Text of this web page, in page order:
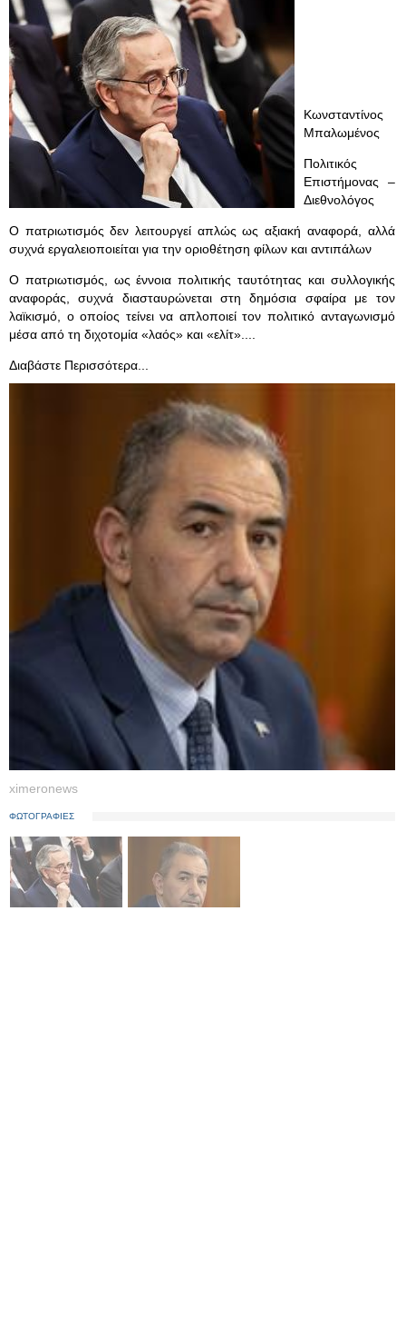
Κωνσταντίνος
Μπαλωμένος
Πολιτικός
Επιστήμονας –
Διεθνολόγος
Ο πατριωτισμός δεν λειτουργεί απλώς ως αξιακή αναφορά, αλλά
συχνά εργαλειοποιείται για την οριοθέτηση φίλων και αντιπάλων
Ο πατριωτισμός, ως έννοια πολιτικής ταυτότητας και συλλογικής
αναφοράς, συχνά διασταυρώνεται στη δημόσια σφαίρα με τον
λαϊκισμό, ο οποίος τείνει να απλοποιεί τον πολιτικό ανταγωνισμό
μέσα από τη διχοτομία «λαός» και «ελίτ»....
Διαβάστε Περισσότερα...
ximeronews
ΦΩΤΟΓΡΑΦΙΕΣ